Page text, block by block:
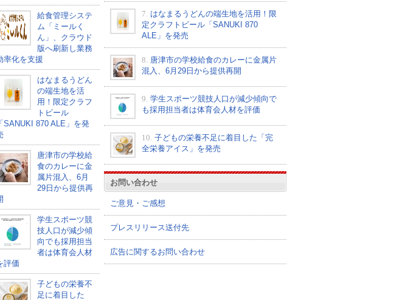
給食管理システ
ム「ミールく
ん」、クラウド
版へ刷新し業務
率化を支援
はなまるうどん
の端生地を活
用！限定クラフ
トビール
「SANUKI 870 ALE」を発
唐津市の学校給
食のカレーに金
属片混入、6月
29日から提供再
学生スポーツ競
技人口が減少傾
向でも採用担当
者は体育会人材
評価
子どもの栄養不
足に着目した
7. はなまるうどんの端生地を活用！限
定クラフトビール「SANUKI 870
ALE」を発売
8. 唐津市の学校給食のカレーに金属片
混入、6月29日から提供再開
9. 学生スポーツ競技人口が減少傾向で
も採用担当者は体育会人材を評価
10. 子どもの栄養不足に着目した「完
全栄養アイス」を発売
お問い合わせ
ご意見・ご感想
プレスリリース送付先
広告に関するお問い合わせ